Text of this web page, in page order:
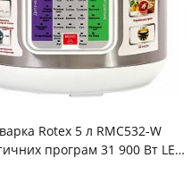
Rotex 5 л RMC532-W
програм 31 900 Вт LED